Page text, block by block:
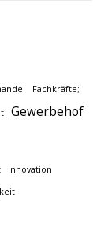
Fachkräfte;
Gewerbehof
Innovation